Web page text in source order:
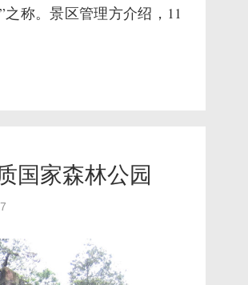
称。景区管理方介绍，11
国家森林公园